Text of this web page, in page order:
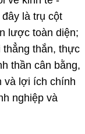
là trụ cột
lược toàn diện;
thẳng thắn, thực
thần cân bằng,
và lợi ích chính
nghiệp và